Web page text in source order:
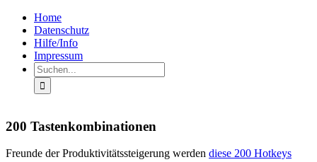
Zum
Inhalt
springen
FacebookHome
Datenschutz
Hilfe/Info
Impressum
Suche
nach:
200 Tastenkombinationen
Freunde der Produktivitätssteigerung werden diese 200 Hotkeys